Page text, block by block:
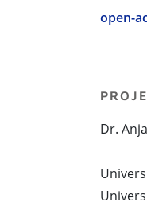
open-
Dr.